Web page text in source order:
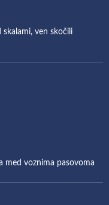
ven skočili
med voznima pasovoma